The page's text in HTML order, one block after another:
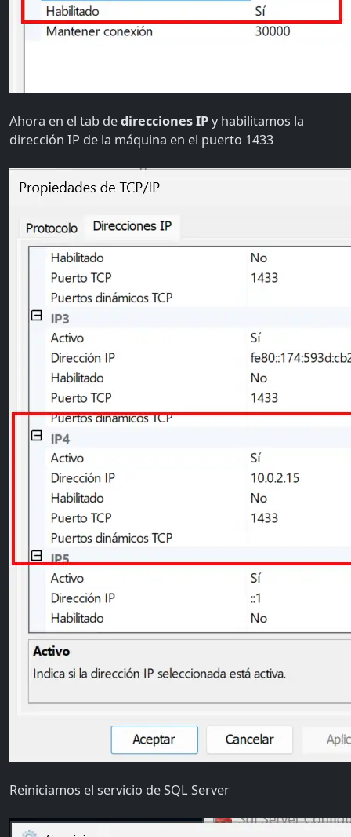
Ahora en el tab dedirecciones IPy habilitamos la
dirección IP de la máquina en el puerto 1433
Reiniciamos el servicio de SQL Server